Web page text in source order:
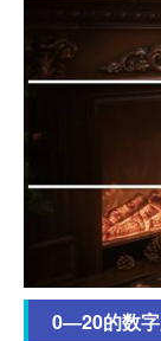
0—20的数